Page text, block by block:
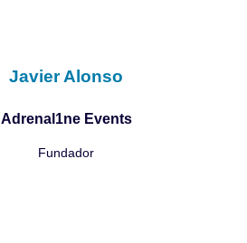
Javier Alonso
Adrenal1ne Events
Fundador